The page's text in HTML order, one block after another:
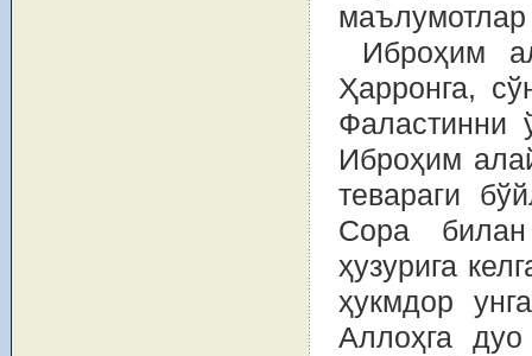
маълумотлар
Иброҳим
Ҳарронга,
Фаластинни
Иброҳим
тевараги
Сора
ҳузурига
ҳукмдор
Аллоҳга